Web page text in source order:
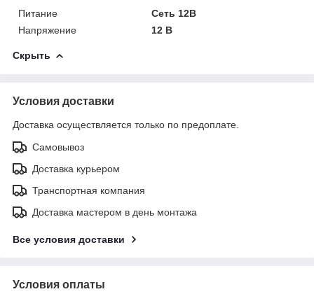
Питание
Сеть 12В
Напряжение
12 В
Скрыть
Условия доставки
Доставка осуществляется только по предоплате.
Самовывоз
Доставка курьером
Транспортная компания
Доставка мастером в день монтажа
Все условия доставки
Условия оплаты